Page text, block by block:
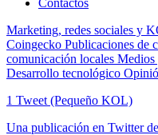
Contactos
Marketing, redes sociales y
Coingecko Publicaciones de
comunicación locales Medios
Desarrollo tecnológico
1 Tweet (Pequeño KOL)
Una publicación en Twitter